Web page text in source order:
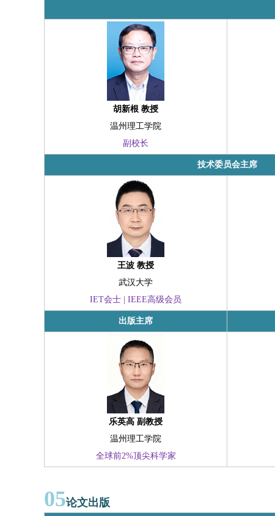
胡新根 教授
温州理工学院
副校长
技术委员会主席
王波 教授
武汉大学
IET会士 | IEEE高级会员
出版主席
乐英高 副教授
温州理工学院
全球前2%顶尖科学家
05论文出版